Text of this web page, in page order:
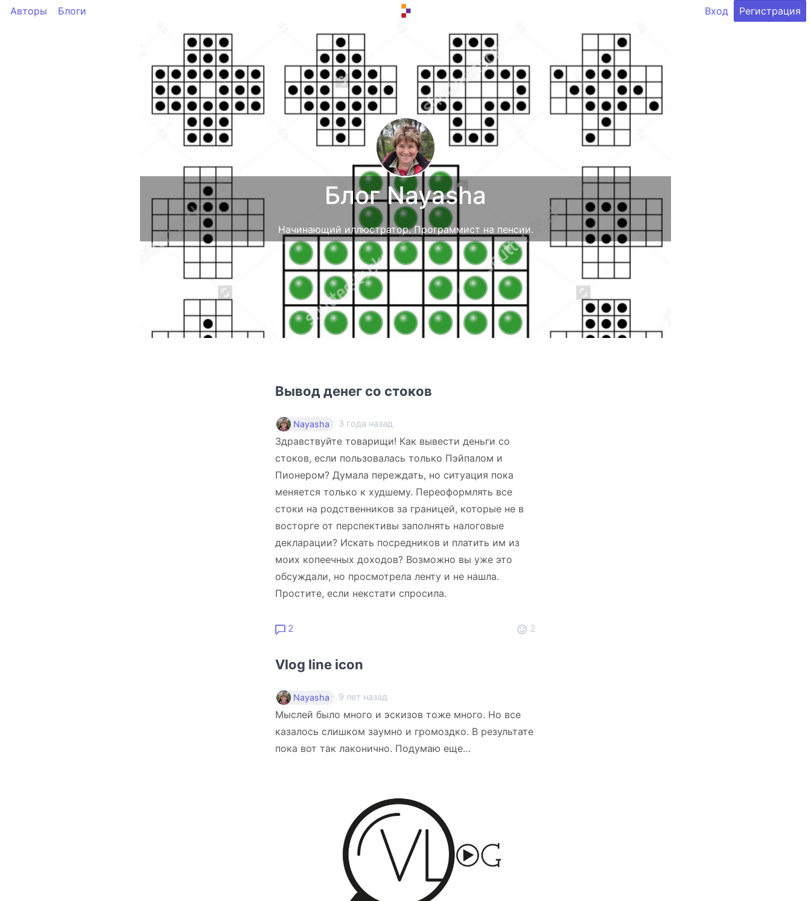
Авторы Блоги Вход Регистрация
Блог Nayasha
Начинающий иллюстратор. Программист на пенсии.
Вывод денег со стоков
Nayasha 3 года назад
Здравствуйте товарищи! Как вывести деньги со
стоков, если пользовалась только Пэйпалом и
Пионером? Думала переждать, но ситуация пока
меняется только к худшему. Переоформлять все
стоки на родственников за границей, которые не в
восторге от перспективы заполнять налоговые
декларации? Искать посредников и платить им из
моих копеечных доходов? Возможно вы уже это
обсуждали, но просмотрела ленту и не нашла.
Простите, если некстати спросила.
2 2
Vlog line icon
Nayasha 9 лет назад
Мыслей было много и эскизов тоже много. Но все
казалось слишком заумно и громоздко. В результате
пока вот так лаконично. Подумаю еще…